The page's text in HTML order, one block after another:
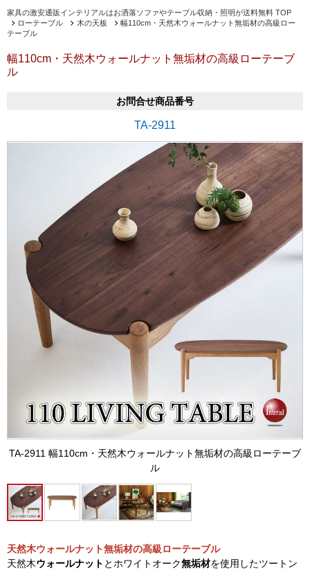
家具の激安通販インテリアルはお洒落ソファやテーブル収納・照明が送料無料 TOP
ローテーブル
木の天板
幅110cm・天然木ウォールナット無垢材の高級ロー
テーブル
幅110cm・天然木ウォールナット無垢材の高級ローテーブ
ル
お問合せ商品番号
TA-2911
TA-2911 幅110cm・天然木ウォールナット無垢材の高級ローテーブ
ル
天然木ウォールナット無垢材の高級ローテーブル
天然木ウォールナット とホワイトオーク無垢材を使用したツートン